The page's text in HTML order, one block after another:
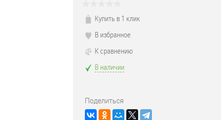
Купить в 1 клик
В избранное
К сравнению
В наличии
Поделиться